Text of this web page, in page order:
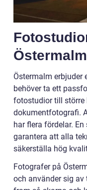
Östermalm
Östermalm erbjuder
behöver ta ett
fotostudior till större
dokumentfotografi.
har flera fördelar.
garantera att alla
säkerställa hög
Fotografer på
och använder sig